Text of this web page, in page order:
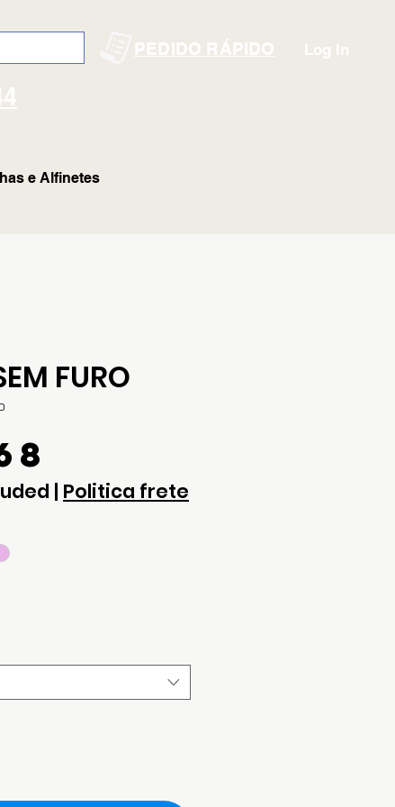
PEDIDO RÁPIDO Log In
FURO
| Politica frete
e Alfinetes